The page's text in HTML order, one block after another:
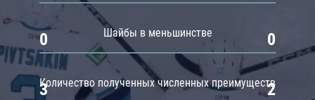
Шайбы в меньшинстве
0 0
Количество полученных численных преимуществ
3 2